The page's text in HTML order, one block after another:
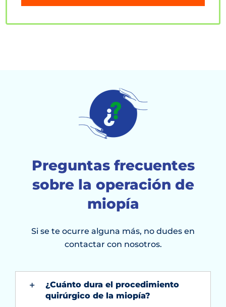
Preguntas frecuentes
sobre la operación de
miopía
Si se te ocurre alguna más, no dudes en
contactar con nosotros.
¿Cuánto dura el procedimiento
quirúrgico de la miopía?